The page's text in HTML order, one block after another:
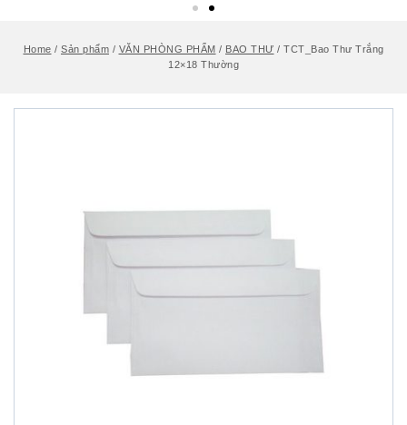
Home / Sản phẩm / VĂN PHÒNG PHẨM / BAO THƯ / TCT_Bao Thư Trắng
12×18 Thường